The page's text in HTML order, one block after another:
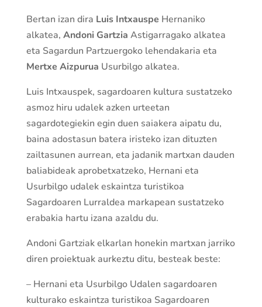
Bertan izan dira Luis Intxauspe Hernaniko
alkatea, Andoni Gartzia Astigarragako alkatea
eta Sagardun Partzuergoko lehendakaria eta
Mertxe Aizpurua Usurbilgo alkatea.
Luis Intxauspek, sagardoaren kultura sustatzeko
asmoz hiru udalek azken urteetan
sagardotegiekin egin duen saiakera aipatu du,
baina adostasun batera iristeko izan dituzten
zailtasunen aurrean, eta jadanik martxan dauden
baliabideak aprobetxatzeko, Hernani eta
Usurbilgo udalek eskaintza turistikoa
Sagardoaren Lurraldea markapean sustatzeko
erabakia hartu izana azaldu du.
Andoni Gartziak elkarlan honekin martxan jarriko
diren proiektuak aurkeztu ditu, besteak beste:
– Hernani eta Usurbilgo Udalen sagardoaren
kulturako eskaintza turistikoa Sagardoaren